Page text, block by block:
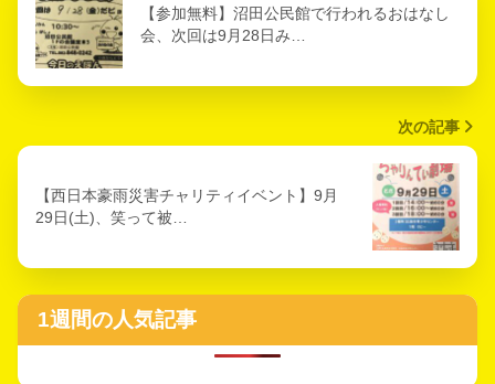
【参加無料】沼田公民館で行われるおはなし
会、次回は9月28日み…
次の記事
【西日本豪雨災害チャリティイベント】9月
29日(土)、笑って被…
1週間の人気記事